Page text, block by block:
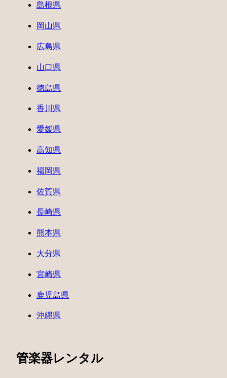
島根県
岡山県
広島県
山口県
徳島県
香川県
愛媛県
高知県
福岡県
佐賀県
長崎県
熊本県
大分県
宮崎県
鹿児島県
沖縄県
管楽器レンタル